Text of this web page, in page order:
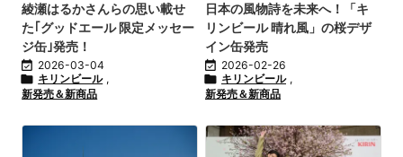
綾瀬はるかさんらの思い載せ
た｢グッドエール 限定メッセー
ジ缶｣発売！
 2026-03-04
 キリンビール ,
新発売＆新商品
日本の風物詩を未来へ！「キ
リンビール 晴れ風」の桜デザ
イン缶発売
 2026-02-26
 キリンビール ,
新発売＆新商品